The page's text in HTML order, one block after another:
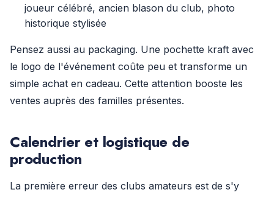
joueur célébré, ancien blason du club, photo
historique stylisée
Pensez aussi au packaging. Une pochette kraft avec
le logo de l'événement coûte peu et transforme un
simple achat en cadeau. Cette attention booste les
ventes auprès des familles présentes.
Calendrier et logistique de
production
La première erreur des clubs amateurs est de s'y